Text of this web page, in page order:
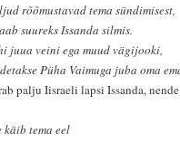
rõõmustavad tema sündimisest,
suureks Issanda silmis.
juua veini ega muud vägijooki,
Püha Vaimuga juba oma
palju Iisraeli lapsi Issanda,
käib tema eel